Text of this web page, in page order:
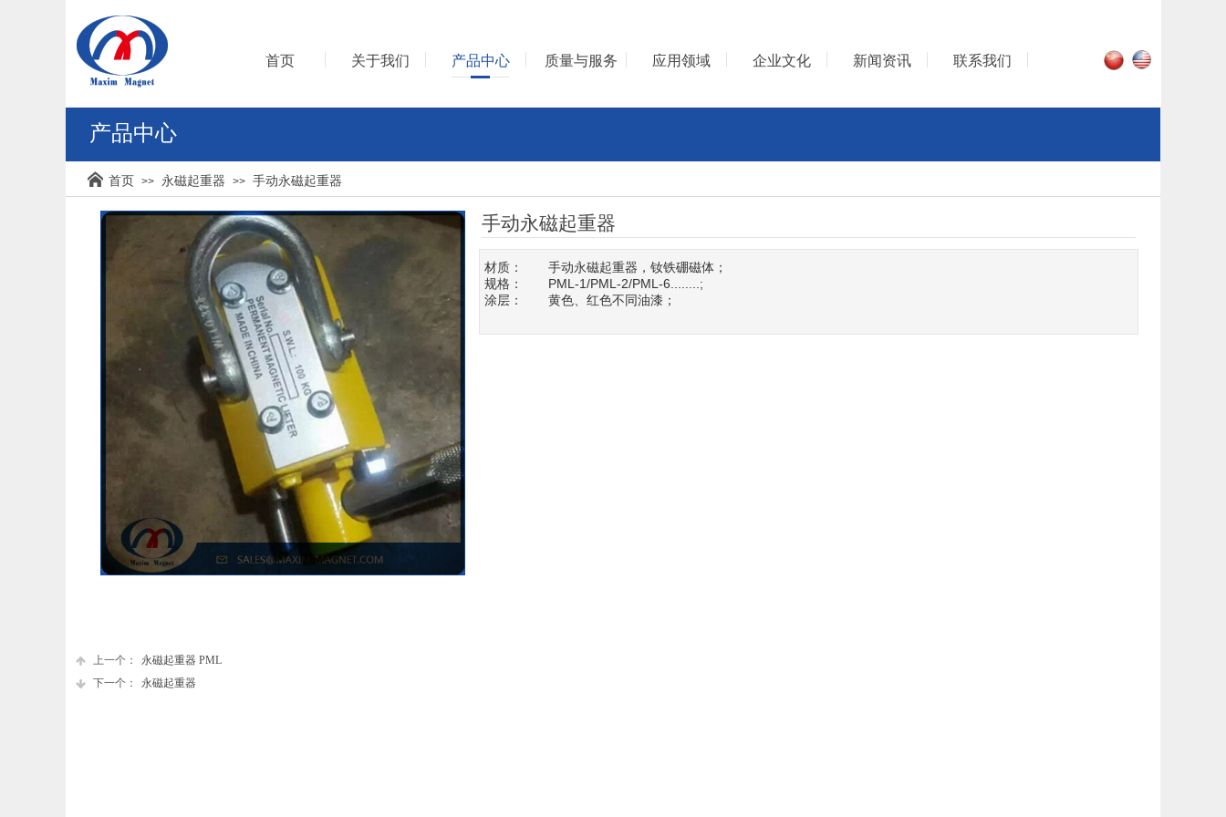
产品中心
首页 >> 永磁起重器 >> 手动永磁起重器
手动永磁起重器
材质： 手动永磁起重器，钕铁硼磁体；
规格： PML-1/PML-2/PML-6........;
涂层： 黄色、红色不同油漆；
上一个：
永磁起重器 PML
下一个：
永磁起重器
首页 关于我们 产品中心 质量与服务 应用领域 企业文化 新闻资讯 联系我们